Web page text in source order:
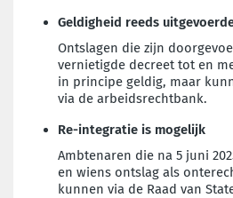
Geldigheid reeds
Ontslagen die zijn
vernietigde decreet tot en
in principe geldig, maar
via de arbeidsrechtbank.
Re-integratie is mogelijk
Ambtenaren die na 5 juni
en wiens ontslag als
kunnen via de Raad van